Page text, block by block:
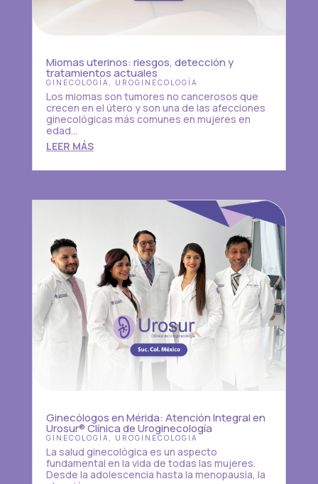
Miomas uterinos: riesgos, detección y
tratamientos actuales
GINECOLOGÍA , UROGINECOLOGÍA
Los miomas son tumores no cancerosos que
crecen en el útero y son una de las afecciones
ginecológicas más comunes en mujeres en
edad...
LEER MÁS
Ginecólogos en Mérida: Atención Integral en
Urosur® Clínica de Uroginecología
GINECOLOGÍA , UROGINECOLOGIA
La salud ginecológica es un aspecto
fundamental en la vida de todas las mujeres.
Desde la adolescencia hasta la menopausia, la